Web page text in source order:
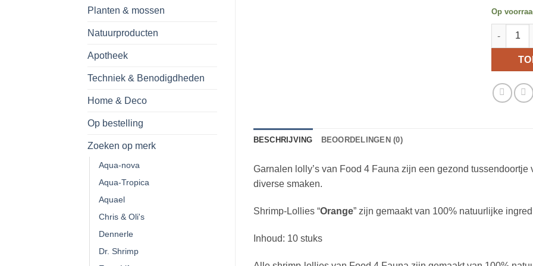
Planten & mossen
Natuurproducten
Apotheek
Techniek & Benodigdheden
Home & Deco
Op bestelling
Zoeken op merk
Aqua-nova
Aqua-Tropica
Aquael
Chris & Oli's
Dennerle
Dr. Shrimp
Op
Food 4
BESCHRIJVING BEOORDELINGEN (0)
Garnalen lolly’s van Food 4 Fauna zijn een gezond
diverse smaken.
Shrimp-Lollies “Orange” zijn gemaakt van 100% natuurlijke
Inhoud: 10 stuks